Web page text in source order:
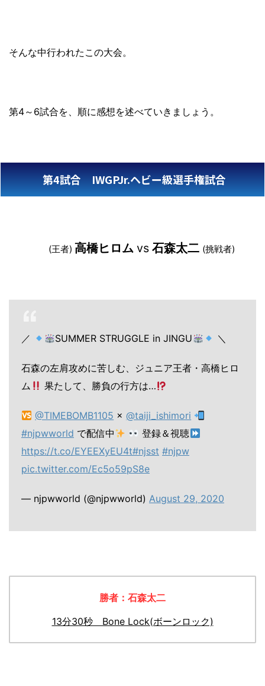
そんな中行われたこの大会。
第4～6試合を、順に感想を述べていきましょう。
第4試合 IWGPJr.ヘビー級選手権試合
(王者) 高橋ヒロム vs石森太二 (挑戦者)
／ SUMMER STRUGGLE in JINGU ＼
石森の左肩攻めに苦しむ、ジュニア王者・高橋ヒロ
ム
果たして、勝負の行方は…
@TIMEBOMB1105 ×@taiji_ishimori
#njpwworld で配信中
登録＆視聴
https://t.co/EYEEXyEU4t#njsst #njpw
pic.twitter.com/Ec5o59pS8e
— njpwworld (@njpwworld) August 29, 2020
勝者：石森太二
13分30秒 Bone Lock(ボーンロック)